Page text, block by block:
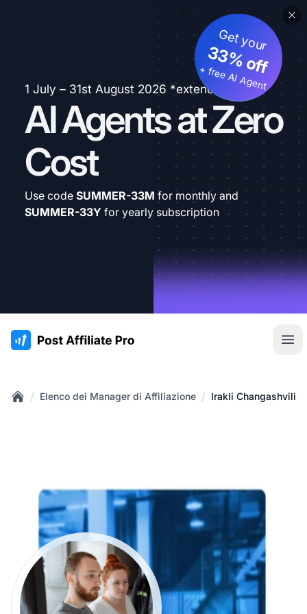
1 July – 31st August 2026 *extended
AI Agents at Zero
Cost
Get your
33% off
+ free AI Agent
Use code SUMMER-33M for monthly and
SUMMER-33Y for yearly subscription
:site.title
/ Elenco dei Manager di Affiliazione / Irakli Changashvili